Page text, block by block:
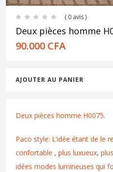
1 2
( 0 avis )
Deux pièces homme
90.000 CFA
AJOUTER AU PANIER
Deux pièces homme H0075.
Paco style: L’idée étant de le
confortable , plus luxueux,
idées modes lumineuses qui